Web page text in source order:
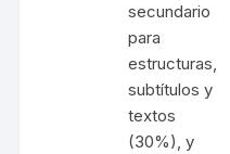
secundario
para
estructuras,
subtítulos y
textos
(30%), y